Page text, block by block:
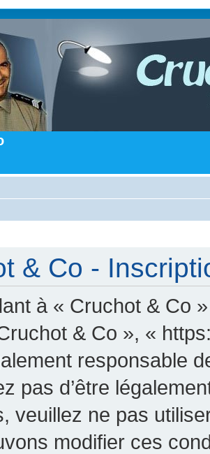
& Co -
à « Cruchot & Co
& Co », «
responsable
pas d’être
veuillez ne pas
modifier ces